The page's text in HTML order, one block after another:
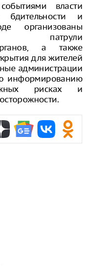
власти
и
организованы
патрули
а также
для жителей
администрации
информированию
рисках и